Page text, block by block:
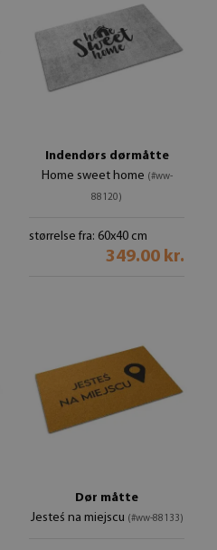
Indendørs dørmåtte
Home sweet home (#ww-
88120)
størrelse fra: 60x40 cm
349.00 kr.
Dør måtte
Jesteś na miejscu (#ww-88133)